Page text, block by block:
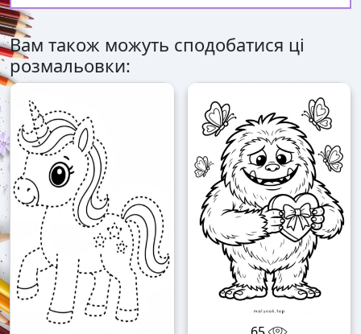
Вам також можуть сподобатися ці
розмальовки: